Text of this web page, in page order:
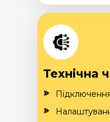
Технічна